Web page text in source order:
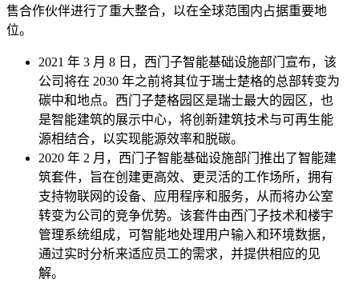
售合作伙伴进行了重大整合，以在全球范围内占据重要地
位。
2021 年 3 月 8 日，西门子智能基础设施部门宣布，该
公司将在 2030 年之前将其位于瑞士楚格的总部转变为
碳中和地点。西门子楚格园区是瑞士最大的园区，也
是智能建筑的展示中心，将创新建筑技术与可再生能
源相结合，以实现能源效率和脱碳。
2020 年 2 月，西门子智能基础设施部门推出了智能建
筑套件，旨在创建更高效​​、更灵活的工作场所，拥有
支持物联网的设备、应用程序和服务，从而将办公室
转变为公司的竞争优势。该套件由西门子技术和楼宇
管理系统组成，可智能地处理用户输入和环境数据，
通过实时分析来适应员工的需求，并提供相应的见
解。